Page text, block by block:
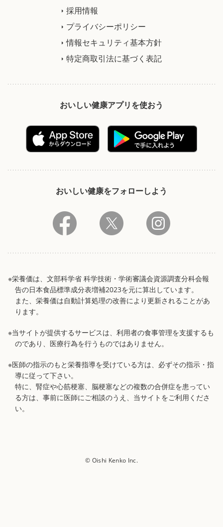
採用情報
プライバシーポリシー
情報セキュリティ基本方針
特定商取引法に基づく表記
おいしい健康アプリを使おう
おいしい健康をフォローしよう
※栄養価は、文部科学省 科学技術・学術審議会資源調査分科会報
告の日本食品標準成分表増補2023を元に算出しています。
また、栄養価は自動計算処理の改善により更新されることがあ
ります。
※当サイトが提供するサービスは、利用者の食事管理を支援するも
のであり、医療行為を行うものではありません。
※医師の指示のもと栄養指導を受けている方は、必ずその指示・指
導に従って下さい。
特に、腎症や心筋梗塞、脳梗塞などの複数の合併症を患ってい
る方は、事前に医師にご相談のうえ、当サイトをご利用くださ
い。
© Oishi Kenko Inc.